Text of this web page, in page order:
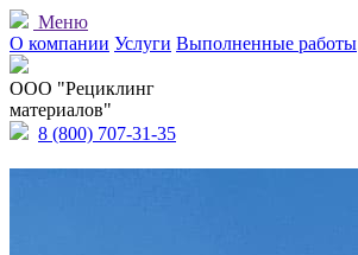
Меню
О компании Услуги Выполненные работы
OOO "Рециклинг
материалов"
8 (800) 707-31-35